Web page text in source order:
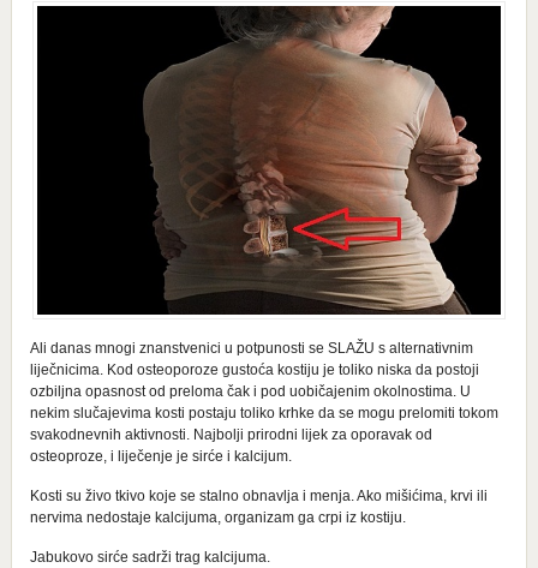
Ali danas mnogi znanstvenici u potpunosti se SLAŽU s alternativnim
liječnicima. Kod osteoporoze gustoća kostiju je toliko niska da postoji
ozbiljna opasnost od preloma čak i pod uobičajenim okolnostima. U
nekim slučajevima kosti postaju toliko krhke da se mogu prelomiti tokom
svakodnevnih aktivnosti. Najbolji prirodni lijek za oporavak od
osteoproze, i liječenje je sirće i kalcijum.
Kosti su živo tkivo koje se stalno obnavlja i menja. Ako mišićima, krvi ili
nervima nedostaje kalcijuma, organizam ga crpi iz kostiju.
Jabukovo sirće sadrži trag kalcijuma.